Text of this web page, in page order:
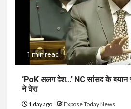
1 min read
‘PoK अलग देश…’ NC सांसद के बयान
ने घेरा
1 day ago Expose Today News